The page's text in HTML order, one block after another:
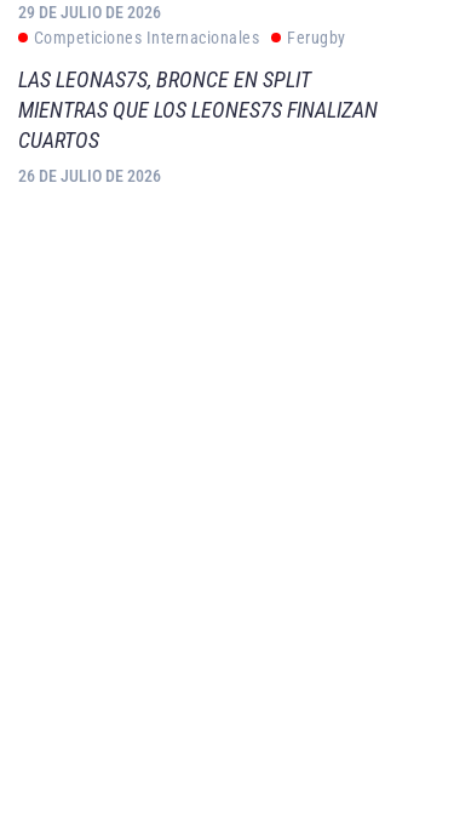
29 DE JULIO DE 2026
Competiciones Internacionales
Ferugby
LAS LEONAS7S, BRONCE EN SPLIT
MIENTRAS QUE LOS LEONES7S FINALIZAN
CUARTOS
26 DE JULIO DE 2026